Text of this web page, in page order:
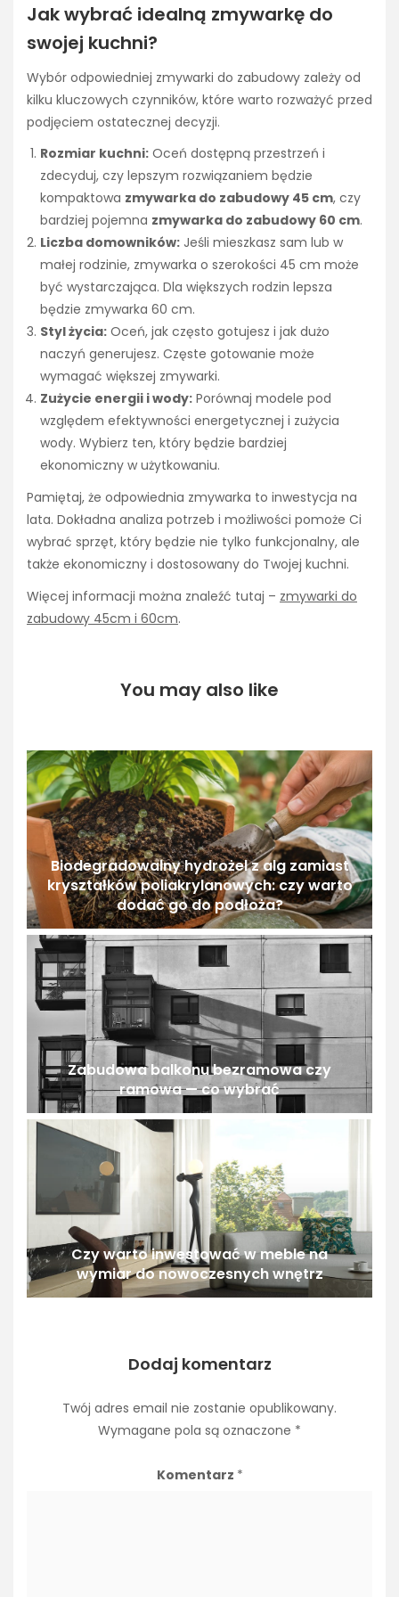
Jak wybrać idealną zmywarkę do
swojej kuchni?
Wybór odpowiedniej zmywarki do zabudowy zależy od
kilku kluczowych czynników, które warto rozważyć przed
podjęciem ostatecznej decyzji.
Rozmiar kuchni: Oceń dostępną przestrzeń i
zdecyduj, czy lepszym rozwiązaniem będzie
kompaktowa zmywarka do zabudowy 45 cm, czy
bardziej pojemna zmywarka do zabudowy 60 cm.
Liczba domowników: Jeśli mieszkasz sam lub w
małej rodzinie, zmywarka o szerokości 45 cm może
być wystarczająca. Dla większych rodzin lepsza
będzie zmywarka 60 cm.
Styl życia: Oceń, jak często gotujesz i jak dużo
naczyń generujesz. Częste gotowanie może
wymagać większej zmywarki.
Zużycie energii i wody: Porównaj modele pod
względem efektywności energetycznej i zużycia
wody. Wybierz ten, który będzie bardziej
ekonomiczny w użytkowaniu.
Pamiętaj, że odpowiednia zmywarka to inwestycja na
lata. Dokładna analiza potrzeb i możliwości pomoże Ci
wybrać sprzęt, który będzie nie tylko funkcjonalny, ale
także ekonomiczny i dostosowany do Twojej kuchni.
Więcej informacji można znaleźć tutaj – zmywarki do
zabudowy 45cm i 60cm.
You may also like
Biodegradowalny hydrożel z alg zamiast
kryształków poliakrylanowych: czy warto
dodać go do podłoża?
Zabudowa balkonu bezramowa czy
ramowa — co wybrać
Czy warto inwestować w meble na
wymiar do nowoczesnych wnętrz
Dodaj komentarz
Twój adres email nie zostanie opublikowany.
Wymagane pola są oznaczone *
Komentarz *